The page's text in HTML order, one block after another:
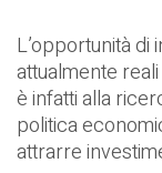
L’opportunità
attualmente
è infatti alla
politica
attrarre